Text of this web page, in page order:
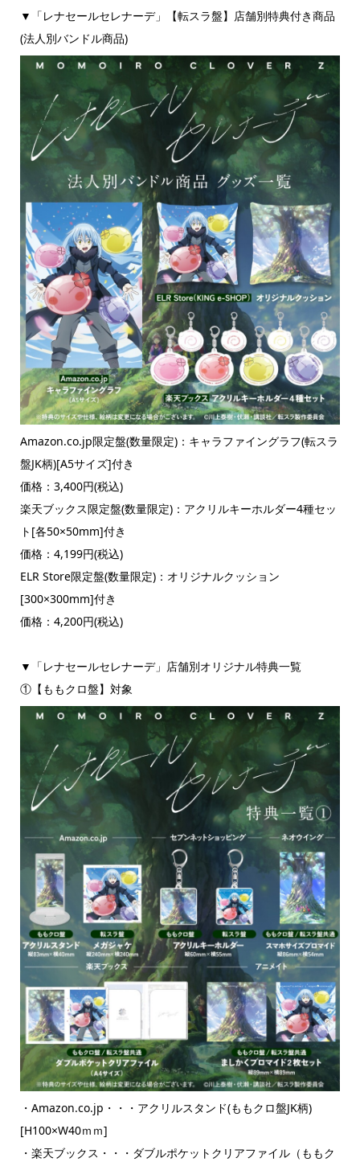
▼「レナセールセレナーデ」【転スラ盤】店舗別特典付き商品
(法人別バンドル商品)
Amazon.co.jp限定盤(数量限定)：キャラファイングラフ(転スラ
盤JK柄)[A5サイズ]付き
価格：3,400円(税込)
楽天ブックス限定盤(数量限定)：アクリルキーホルダー4種セッ
ト[各50×50mm]付き
価格：4,199円(税込)
ELR Store限定盤(数量限定)：オリジナルクッション
[300×300mm]付き
価格：4,200円(税込)
▼「レナセールセレナーデ」店舗別オリジナル特典一覧
①【ももクロ盤】対象
・Amazon.co.jp・・・アクリルスタンド(ももクロ盤JK柄)
[H100×W40ｍｍ]
・楽天ブックス・・・ダブルポケットクリアファイル（ももク